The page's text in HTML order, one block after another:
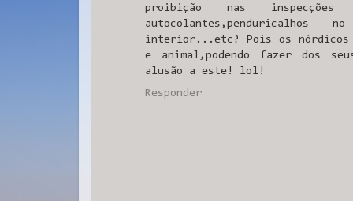
proibição nas inspecções
interior...etc? Pois os nórdicos
e animal,podendo fazer dos
alusão a este! lol!
Responder